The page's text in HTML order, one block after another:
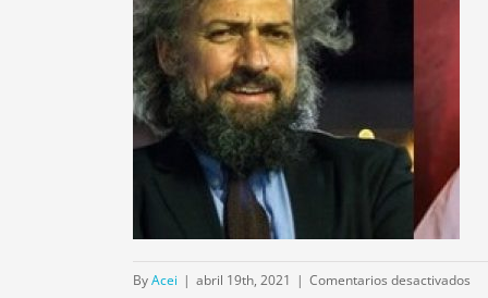
ByAcei | abril 19th, 2021 | Comentarios desactivados